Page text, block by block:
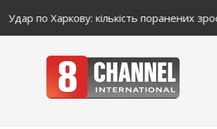
Удар по Харкову: кількість поранених